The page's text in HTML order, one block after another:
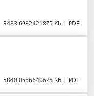
3483.6982421875 Kb PDF
5840.0556640625 Kb PDF